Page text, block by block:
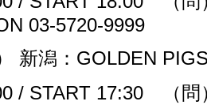
03-5720-9999
新潟： GOLDEN
/ START 17:30 （問